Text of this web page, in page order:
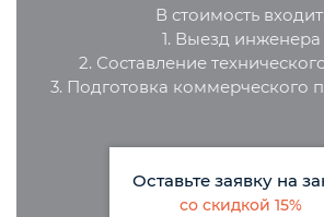
В стоимость входит:
1. Выезд инженера
2. Составление
3. Подготовка коммерческого
Оставьте заявку на
со скидкой 15%